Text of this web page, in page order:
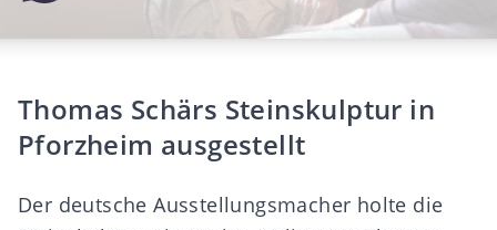
Thomas Schärs Steinskulptur in
Pforzheim ausgestellt
Der deutsche Ausstellungsmacher holte die